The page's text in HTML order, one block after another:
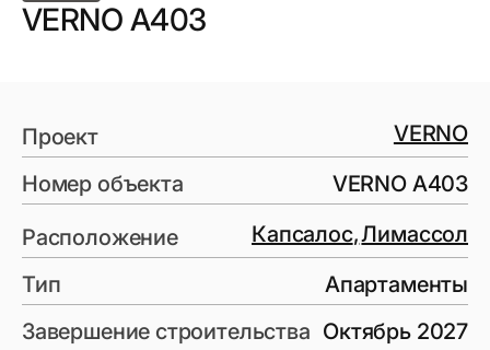
VERNO A403
Проект
VERNO
Номер объекта
VERNO A403
Расположение Капсалос,Лимассол
Тип
Апартаменты
Завершение строительства Октябрь 2027